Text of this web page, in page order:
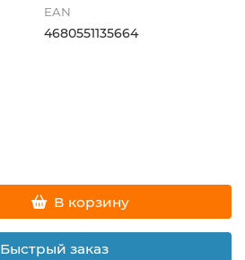
EAN
4680551135664
В корзину
Быстрый заказ